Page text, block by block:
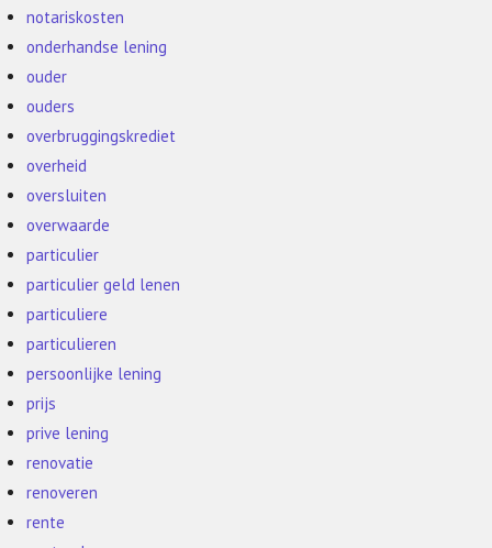
notariskosten
onderhandse lening
ouder
ouders
overbruggingskrediet
overheid
oversluiten
overwaarde
particulier
particulier geld lenen
particuliere
particulieren
persoonlijke lening
prijs
prive lening
renovatie
renoveren
rente